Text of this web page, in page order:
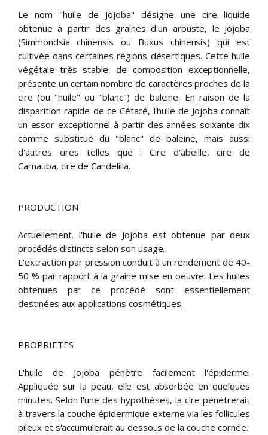
Le nom "huile de Jojoba" désigne une cire liquide
obtenue à partir des graines d'un arbuste, le Jojoba
(Simmondsia chinensis ou Buxus chinensis) qui est
cultivée dans certaines régions désertiques. Cette huile
végétale très stable, de composition exceptionnelle,
présente un certain nombre de caractères proches de la
cire (ou "huile" ou "blanc") de baleine. En raison de la
disparition rapide de ce Cétacé, l'huile de Jojoba connaît
un essor exceptionnel à partir des années soixante dix
comme substitue du "blanc" de baleine, mais aussi
d'autres cires telles que : Cire d'abeille, cire de
Carnauba, cire de Candelilla.
PRODUCTION
Actuellement, l'huile de Jojoba est obtenue par deux
procédés distincts selon son usage.
L'extraction par pression conduit à un rendement de 40-
50 % par rapport à la graine mise en oeuvre. Les huiles
obtenues par ce procédé sont essentiellement
destinées aux applications cosmétiques.
PROPRIETES
L'huile de Jojoba pénètre facilement l'épiderme.
Appliquée sur la peau, elle est absorbée en quelques
minutes. Selon l'une des hypothèses, la cire pénétrerait
à travers la couche épidermique externe via les follicules
pileux et s'accumulerait au dessous de la couche cornée.